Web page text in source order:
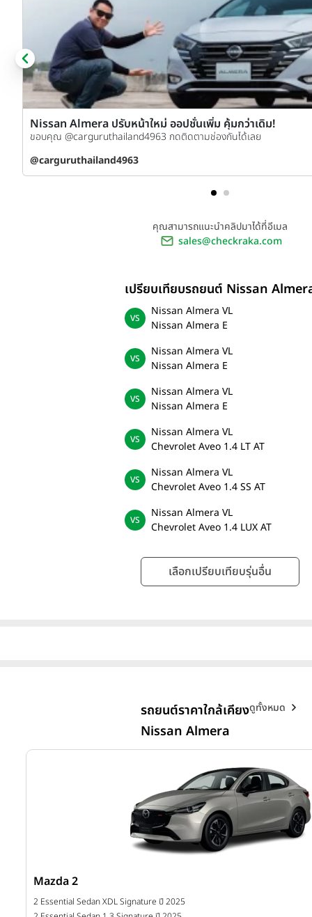
Nissan Almera ปรับหน้าใหม่ ออปชั่นเพิ่ม คุ้มกว่าเดิม!
ขอบคุณ @carguruthailand4963 กดติดตามช่องกันได้เลย
@carguruthailand4963
คุณสามารถแนะนำคลิปมาได้ที่อีเมล
sales@checkraka.com
เปรียบเทียบรถยนต์ Nissan
Nissan Almera VL
Nissan Almera E
Nissan Almera VL
Nissan Almera E
Nissan Almera VL
Nissan Almera E
Nissan Almera VL
Chevrolet Aveo 1.4 LT AT
Nissan Almera VL
Chevrolet Aveo 1.4 SS AT
Nissan Almera VL
Chevrolet Aveo 1.4 LUX AT
เลือกเปรียบเทียบรุ่นอื่น
รถยนต์ราคาใกล้เคียง
Nissan Almera
ดูทั้งหมด
Mazda 2
2 Essential Sedan XDL Signature ปี 2025